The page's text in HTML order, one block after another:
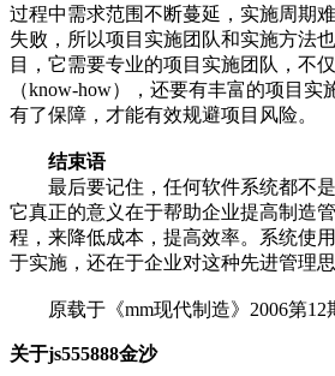
过程中需求范围不断蔓延，实施周期
失败，所以项目实施团队和实施方法
目，它需要专业的项目实施团队，不
（know-how），还要有丰富的项目
有了保障，才能有效规避项目风险。
结束语
最后要记住，任何软件系统都不是
它真正的意义在于帮助企业提高制造
程，来降低成本，提高效率。系统使
于实施，还在于企业对这种先进管理
原载于《mm现代制造》2006第12
关于js555888金沙